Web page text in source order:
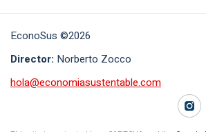
EconoSus ©2026
Director: Norberto Zocco
hola@economiasustentable.com